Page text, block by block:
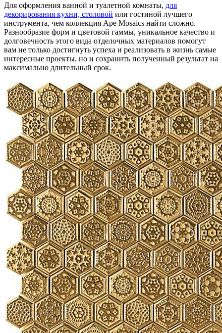
Для оформления ванной и туалетной комнаты, для
декорирования кухни, столовой или гостиной лучшего
инструмента, чем коллекция Ape Mosaics найти сложно.
Разнообразие форм и цветовой гаммы, уникальное качество и
долговечность этого вида отделочных материалов помогут
вам не только достигнуть успеха и реализовать в жизнь самые
интересные проекты, но и сохранить полученный результат на
максимально длительный срок.